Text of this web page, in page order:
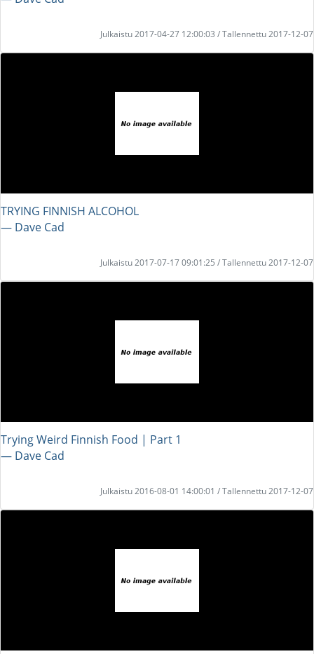
Julkaistu 2017-04-27 12:00:03 / Tallennettu 2017-12-07
TRYING FINNISH ALCOHOL
― Dave Cad
Julkaistu 2017-07-17 09:01:25 / Tallennettu 2017-12-07
Trying Weird Finnish Food | Part 1
― Dave Cad
Julkaistu 2016-08-01 14:00:01 / Tallennettu 2017-12-07